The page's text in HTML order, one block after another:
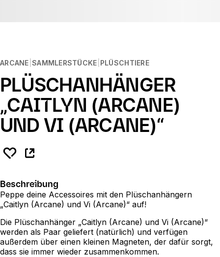
ARCANE SAMMLERSTÜCKE PLÜSCHTIERE
PLÜSCHANHÄNGER
„CAITLYN (ARCANE)
UND VI (ARCANE)“
Beschreibung
Peppe deine Accessoires mit den Plüschanhängern
„Caitlyn (Arcane) und Vi (Arcane)“ auf!
Die Plüschanhänger „Caitlyn (Arcane) und Vi (Arcane)“
werden als Paar geliefert (natürlich) und verfügen
außerdem über einen kleinen Magneten, der dafür sorgt,
dass sie immer wieder zusammenkommen.